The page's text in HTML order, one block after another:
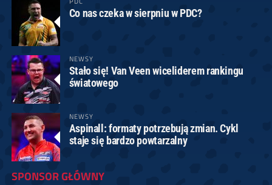
Co nas czeka w sierpniu w PDC?
NEWSY
Stało się! Van Veen wiceliderem rankingu
światowego
NEWSY
Aspinall: formaty potrzebują zmian. Cykl
staje się bardzo powtarzalny
SPONSOR GŁÓWNY